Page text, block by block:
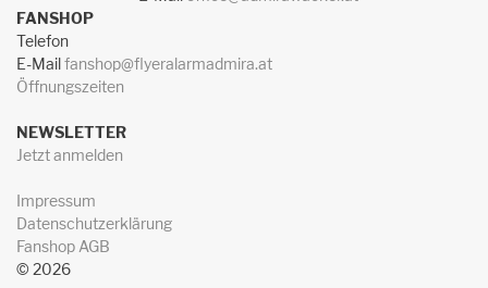
FANSHOP
Telefon
E-Mailfanshop@flyeralarmadmira.at
Öffnungszeiten
NEWSLETTER
Jetzt anmelden
Impressum
Datenschutzerklärung
Fanshop AGB
© 2026